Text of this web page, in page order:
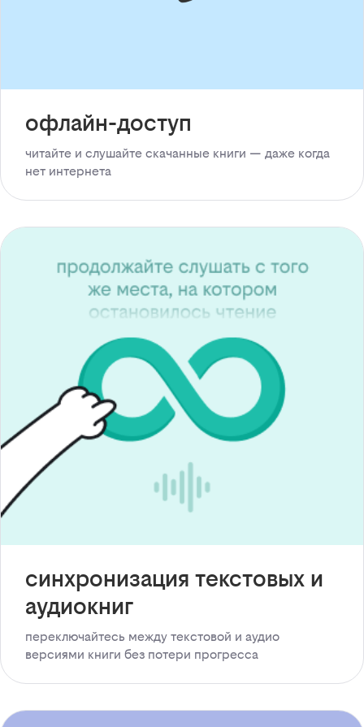
офлайн-доступ
читайте и слушайте скачанные книги — даже когда
нет интернета
синхронизация текстовых и
аудиокниг
переключайтесь между текстовой и аудио
версиями книги без потери прогресса